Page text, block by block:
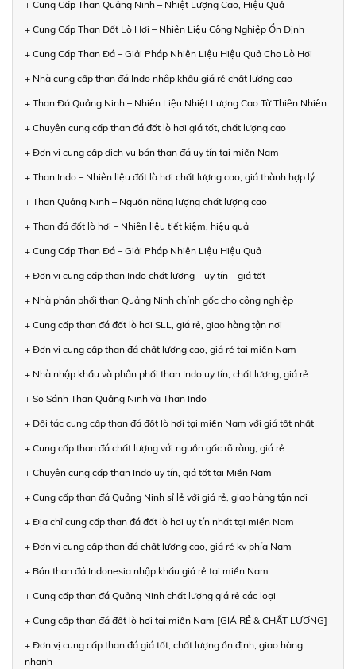
+ Cung Cấp Than Quảng Ninh – Nhiệt Lượng Cao, Hiệu Quả
+ Cung Cấp Than Đốt Lò Hơi – Nhiên Liệu Công Nghiệp Ổn Định
+ Cung Cấp Than Đá – Giải Pháp Nhiên Liệu Hiệu Quả Cho Lò Hơi
+ Nhà cung cấp than đá Indo nhập khẩu giá rẻ chất lượng cao
+ Than Đá Quảng Ninh – Nhiên Liệu Nhiệt Lượng Cao Từ Thiên Nhiên
+ Chuyên cung cấp than đá đốt lò hơi giá tốt, chất lượng cao
+ Đơn vị cung cấp dịch vụ bán than đá uy tín tại miền Nam
+ Than Indo – Nhiên liệu đốt lò hơi chất lượng cao, giá thành hợp lý
+ Than Quảng Ninh – Nguồn năng lượng chất lượng cao
+ Than đá đốt lò hơi – Nhiên liệu tiết kiệm, hiệu quả
+ Cung Cấp Than Đá – Giải Pháp Nhiên Liệu Hiệu Quả
+ Đơn vị cung cấp than Indo chất lượng – uy tín – giá tốt
+ Nhà phân phối than Quảng Ninh chính gốc cho công nghiệp
+ Cung cấp than đá đốt lò hơi SLL, giá rẻ, giao hàng tận nơi
+ Đơn vị cung cấp than đá chất lượng cao, giá rẻ tại miền Nam
+ Nhà nhập khẩu và phân phối than Indo uy tín, chất lượng, giá rẻ
+ So Sánh Than Quảng Ninh và Than Indo
+ Đối tác cung cấp than đá đốt lò hơi tại miền Nam với giá tốt nhất
+ Cung cấp than đá chất lượng với nguồn gốc rõ ràng, giá rẻ
+ Chuyên cung cấp than Indo uy tín, giá tốt tại Miền Nam
+ Cung cấp than đá Quảng Ninh sỉ lẻ với giá rẻ, giao hàng tận nơi
+ Địa chỉ cung cấp than đá đốt lò hơi uy tín nhất tại miền Nam
+ Đơn vị cung cấp than đá chất lượng cao, giá rẻ kv phía Nam
+ Bán than đá Indonesia nhập khẩu giá rẻ tại miền Nam
+ Cung cấp than đá Quảng Ninh chất lượng giá rẻ các loại
+ Cung cấp than đá đốt lò hơi tại miền Nam [GIÁ RẺ & CHẤT LƯỢNG]
+ Đơn vị cung cấp than đá giá tốt, chất lượng ổn định, giao hàng
nhanh